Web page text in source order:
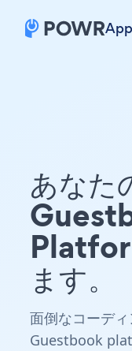
あなた
ます。
面倒なコーデ
Guestbook